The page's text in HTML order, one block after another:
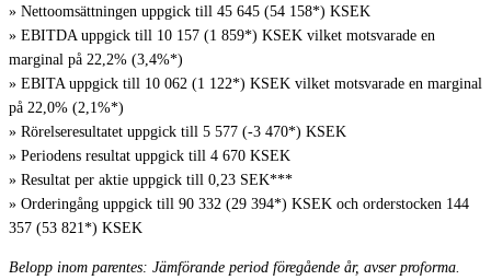
» Nettoomsättningen uppgick till 45 645 (54 158*) KSEK
» EBITDA uppgick till 10 157 (1 859*) KSEK vilket motsvarade en
marginal på 22,2% (3,4%*)
» EBITA uppgick till 10 062 (1 122*) KSEK vilket motsvarade en marginal
på 22,0% (2,1%*)
» Rörelseresultatet uppgick till 5 577 (-3 470*) KSEK
» Periodens resultat uppgick till 4 670 KSEK
» Resultat per aktie uppgick till 0,23 SEK***
» Orderingång uppgick till 90 332 (29 394*) KSEK och orderstocken 144
357 (53 821*) KSEK
Belopp inom parentes: Jämförande period föregående år, avser proforma.